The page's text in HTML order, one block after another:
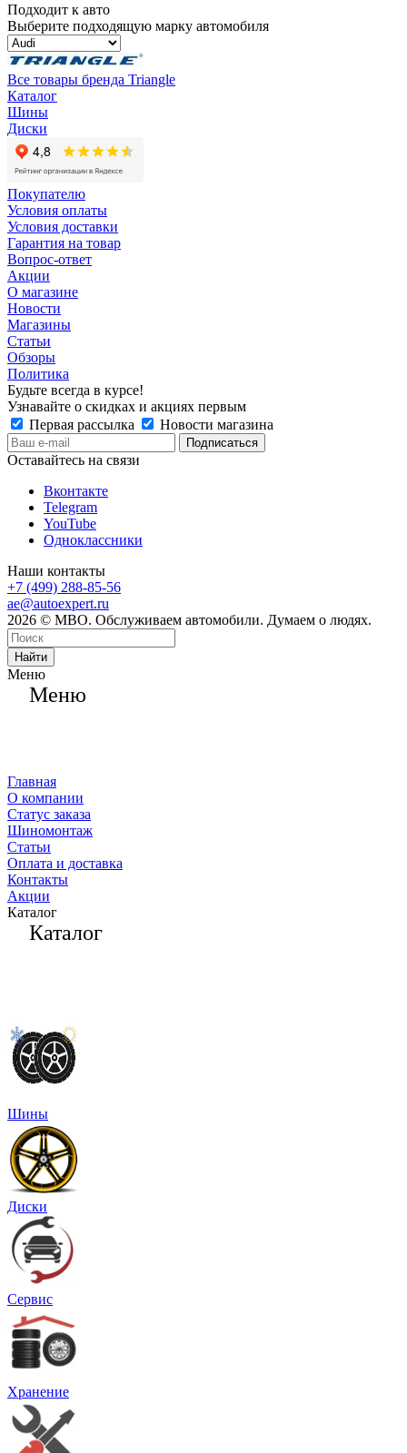
Подходит к авто
Выберите подходящую марку автомобиля
Все товары бренда Triangle
Каталог
Шины
Диски
Покупателю
Условия оплаты
Условия доставки
Гарантия на товар
Вопрос-ответ
Акции
О магазине
Новости
Магазины
Статьи
Обзоры
Политика
Будьте всегда в курсе!
Узнавайте о скидках и акциях первым
Первая рассылка
Новости магазина
Оставайтесь на связи
Вконтакте
Telegram
YouTube
Одноклассники
Наши контакты
+7 (499) 288-85-56
ae@autoexpert.ru
2026 © МВО. Обслуживаем автомобили. Думаем о людях.
Найти
Меню
Меню
Главная
О компании
Статус заказа
Шиномонтаж
Статьи
Оплата и доставка
Контакты
Акции
Каталог
Каталог
Шины
Диски
Сервис
Хранение